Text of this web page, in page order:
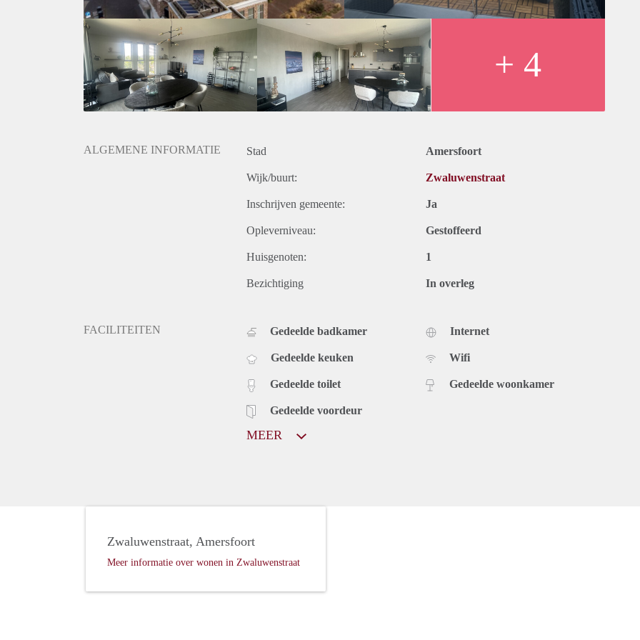
+ 4
ALGEMENE INFORMATIE Stad Amersfoort
Wijk/buurt: Zwaluwenstraat
Inschrijven gemeente: Ja
Opleverniveau: Gestoffeerd
Huisgenoten: 1
Bezichtiging In overleg
FACILITEITEN Gedeelde badkamer
Gedeelde keuken
Gedeelde toilet
Gedeelde voordeur
Internet
Wifi
Gedeelde woonkamer
MEER
Zwaluwenstraat, Amersfoort
Meer informatie over wonen in Zwaluwenstraat